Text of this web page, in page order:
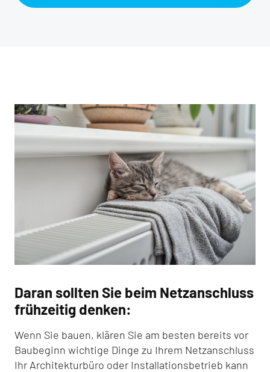
Daran sollten Sie beim Netzanschluss
frühzeitig denken:
Wenn Sie bauen, klären Sie am besten bereits vor
Baubeginn wichtige Dinge zu Ihrem Netzanschluss
Ihr Architekturbüro oder Installationsbetrieb kann